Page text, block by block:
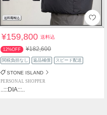
¥159,800送料込
12%OFF ¥182,600
関税負担なし 返品補償 スピード配送
STONE ISLAND
PERSONAL SHOPPER
..:::DIA:::..